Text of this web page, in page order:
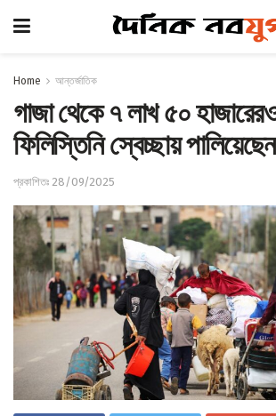
Home আন্তর্জাতিক
গাজা থেকে ৭ লাখ ৫০
ফিলিস্তিনি স্বেচ্ছায় পালিয়েছেন
প্রকাশিতঃ 28/09/2025